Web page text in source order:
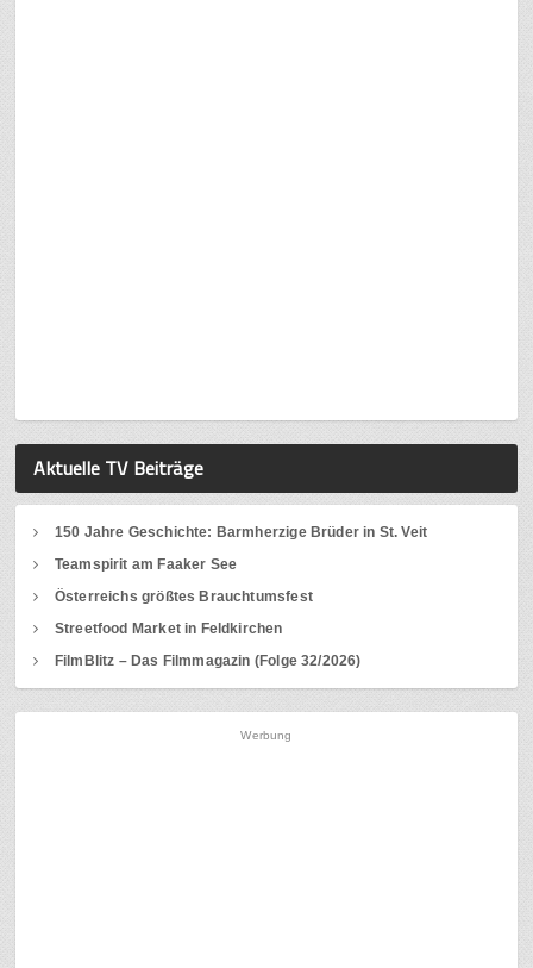
Aktuelle TV Beiträge
150 Jahre Geschichte: Barmherzige Brüder in St. Veit
Teamspirit am Faaker See
Österreichs größtes Brauchtumsfest
Streetfood Market in Feldkirchen
FilmBlitz – Das Filmmagazin (Folge 32/2026)
Werbung